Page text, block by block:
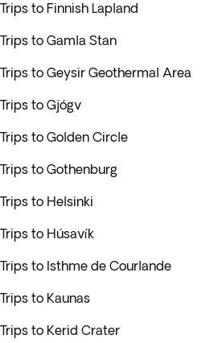
Trips to Finnish Lapland
Trips to Gamla Stan
Trips to Geysir Geothermal Area
Trips to Gjógv
Trips to Golden Circle
Trips to Gothenburg
Trips to Helsinki
Trips to Húsavík
Trips to Isthme de Courlande
Trips to Kaunas
Trips to Kerid Crater